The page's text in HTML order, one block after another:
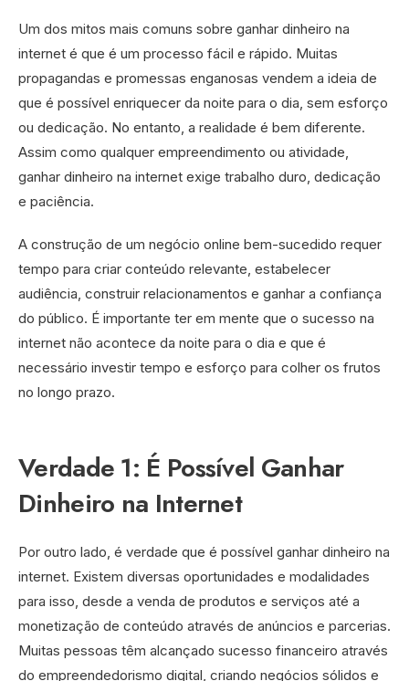
Um dos mitos mais comuns sobre ganhar dinheiro na
internet é que é um processo fácil e rápido. Muitas
propagandas e promessas enganosas vendem a ideia de
que é possível enriquecer da noite para o dia, sem esforço
ou dedicação. No entanto, a realidade é bem diferente.
Assim como qualquer empreendimento ou atividade,
ganhar dinheiro na internet exige trabalho duro, dedicação
e paciência.
A construção de um negócio online bem-sucedido requer
tempo para criar conteúdo relevante, estabelecer
audiência, construir relacionamentos e ganhar a confiança
do público. É importante ter em mente que o sucesso na
internet não acontece da noite para o dia e que é
necessário investir tempo e esforço para colher os frutos
no longo prazo.
Verdade 1: É Possível Ganhar
Dinheiro na Internet
Por outro lado, é verdade que é possível ganhar dinheiro na
internet. Existem diversas oportunidades e modalidades
para isso, desde a venda de produtos e serviços até a
monetização de conteúdo através de anúncios e parcerias.
Muitas pessoas têm alcançado sucesso financeiro através
do empreendedorismo digital, criando negócios sólidos e